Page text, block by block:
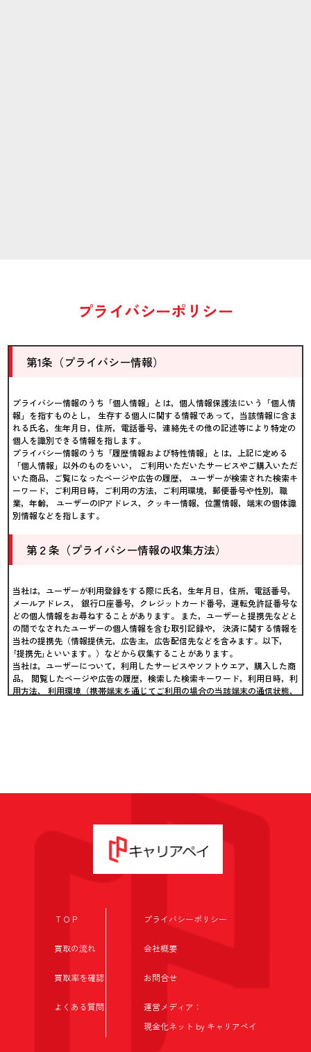
プライバシーポリシー
第1条（プライバシー情報）
プライバシー情報のうち「個人情報」とは，個人情報保護法にいう「個人情
報」を指すものとし， 生存する個人に関する情報であって，当該情報に含ま
れる氏名，生年月日，住所，電話番号，連絡先その他の記述等により特定の
個人を識別できる情報を指します。
プライバシー情報のうち「履歴情報および特性情報」とは，上記に定める
「個人情報」以外のものをいい， ご利用いただいたサービスやご購入いただ
いた商品，ご覧になったページや広告の履歴， ユーザーが検索された検索キ
ーワード，ご利用日時，ご利用の方法，ご利用環境，郵便番号や性別，職
業，年齢， ユーザーのIPアドレス，クッキー情報，位置情報，端末の個体識
別情報などを指します。
第２条（プライバシー情報の収集方法）
当社は，ユーザーが利用登録をする際に氏名，生年月日，住所，電話番号，
メールアドレス， 銀行口座番号，クレジットカード番号，運転免許証番号な
どの個人情報をお尋ねすることがあります。 また，ユーザーと提携先などと
の間でなされたユーザーの個人情報を含む取引記録や， 決済に関する情報を
当社の提携先（情報提供元，広告主，広告配信先などを含みます。以下，
｢提携先｣といいます。）などから収集することがあります。
当社は，ユーザーについて，利用したサービスやソフトウエア，購入した商
品， 閲覧したページや広告の履歴，検索した検索キーワード，利用日時，利
用方法， 利用環境（携帯端末を通じてご利用の場合の当該端末の通信状態，
（1）ユーザーに自分の登録情報の閲覧や修正，利用状況の閲覧を行ってい
ただくために，氏名，住所，連絡先，支払方法などの登録情報，利用された
サービスや購入された商品，およびそれらの代金などに関する情報を表示す
（3）ユーザーの本人確認を行うために，氏名，生年月日，住所，電話番
郵便の到達結果などの情報を利用する目的
（4）ユーザーに代金を請求するために，購入された商品名や数量，利用さ
クレジットカード番号などの支払に関する情報などを利用する目的
されている情報を入力画面に表示させたり，ユーザーのご指示に基づいて他
（6）代金の支払を遅滞したり第三者に損害を発生させたりするなど，本サ
ービスの利用規約に違反したユーザーや，不正・不当な目的でサービスを利
ＴＯＰ
買取の流れ
買取率を確認
よくある質問
プライバシーポリシー
会社概要
お問合せ
運営メディア：
現金化ネット by キャリアペイ